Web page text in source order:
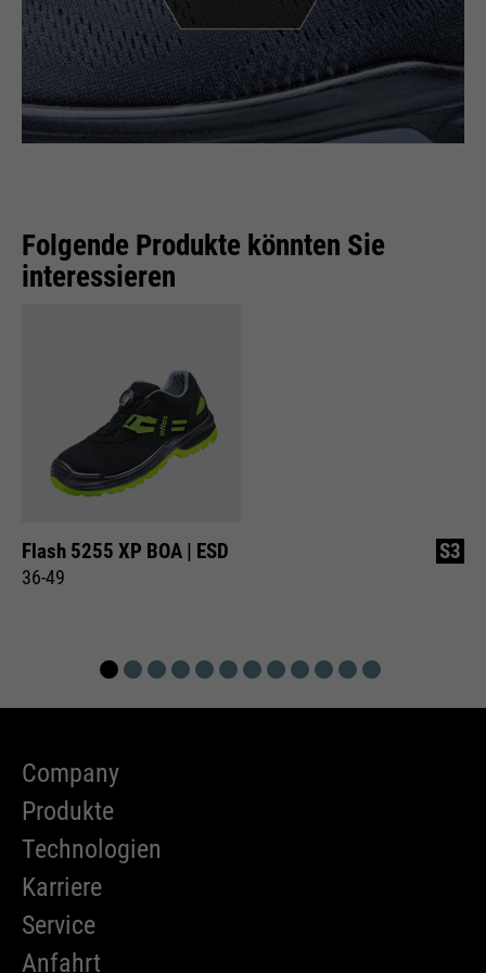
Folgende Produkte könnten Sie
interessieren
Flash 5255 XP BOA | ESD
36-49
S3
Company
Produkte
Technologien
Karriere
Service
Anfahrt